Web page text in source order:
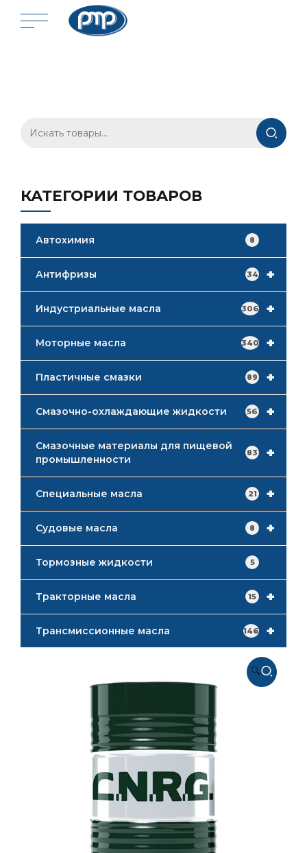
КАТЕГОРИИ ТОВАРОВ
Автохимия 8
+
Антифризы 34
+
Индустриальные масла 306
+
Моторные масла 340
+
Пластичные смазки 89
+
Смазочно-охлаждающие жидкости 56
+
Смазочные материалы для пищевой
промышленности
83
+
Специальные масла 21
+
Судовые масла 8
Тормозные жидкости 5
+
Тракторные масла 15
+
Трансмиссионные масла 146
🔍